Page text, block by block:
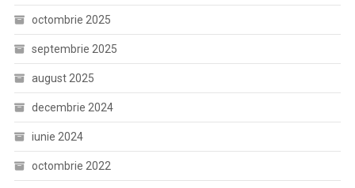
octombrie 2025
septembrie 2025
august 2025
decembrie 2024
iunie 2024
octombrie 2022